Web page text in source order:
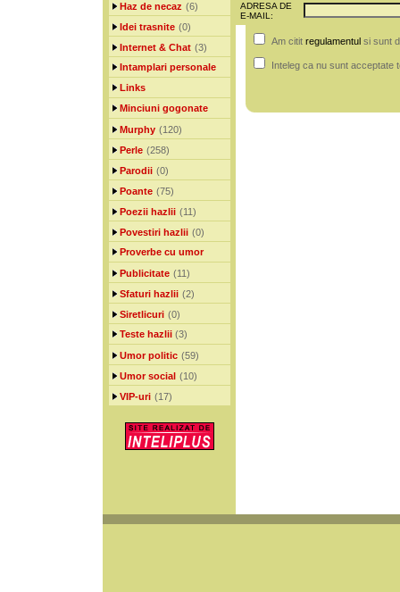
Haz de necaz (6)
Idei trasnite (0)
Internet & Chat (3)
Intamplari personale
Links
Minciuni gogonate
Murphy (120)
Perle (258)
Parodii (0)
Poante (75)
Poezii hazlii (11)
Povestiri hazlii (0)
Proverbe cu umor
Publicitate (11)
Sfaturi hazlii (2)
Siretlicuri (0)
Teste hazlii (3)
Umor politic (59)
Umor social (10)
VIP-uri (17)
ADRESA DE
E-MAIL:
Am citit regulamentul si sunt
Inteleg ca nu sunt acceptate